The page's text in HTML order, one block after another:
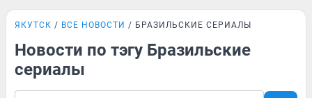
ЯКУТСК ВСЕ НОВОСТИ БРАЗИЛЬСКИЕ СЕРИАЛЫ
Новости по тэгу Бразильские
сериалы